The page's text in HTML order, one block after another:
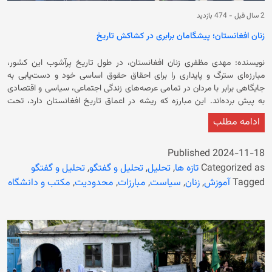
2 سال قبل - 474 بازدید
زنان افغانستان؛ پیشگامان برابری در کشاکش تاریخ
نویسنده: مهدی مظفری زنان افغانستان، در طول تاریخ پرآشوب این کشور،
مبارزه‌ای سترگ و پایداری را برای احقاق حقوق اساسی خود و دست‌یابی به
جایگاهی برابر با مردان در تمامی عرصه‌های زندگی اجتماعی، سیاسی و اقتصادی
به پیش برده‌اند. این مبارزه که ریشه در اعماق تاریخ افغانستان دارد، تحت
تأثیر تحولات پیچیده داخلی و خارجی، از جمله جنگ‌های طولانی‌مدت، تغییرات
رژیم‌های سیاسی، و تحولات اجتماعی و فرهنگی، همواره با فراز و نشیب‌های
تا جایگاه خود را در جامعه تثبیت کنند و به حقوق برابر دست یابند. مبارزات
زنان در سایه رژیم‌های مختلف و فرهنگ‌های به شدت سنتی، نشان می‌دهد که
دختران و زنان افغان در کسب هویت و تثبیت جایگاه خود مقاوم و خسته ناپذیر
هستند. مبارزات زنان قبل از دهه ۱۹۹۰ قبل از حکمرانی نخست حکومت
برای زنان حقوق برابر با مردان قائل شده بود و زنان در بسیاری از مشاغل دولتی و
خصوصی فعالیت می‌کردند. حضور زنان در دانشگاه‌ها و مکاتب، افزایش آگاهی
سیاسی و اجتماعی آنان را به دنبال داشت و به تدریج، نقش زنان در
تصمیم‌گیری‌های مهم کشور پررنگ‌تر می‌شد. با وجود این پیشرفت‌ها،
ادامه مطلب
Published 2024-11-18
Categorized as تازه ها,تحلیل,تحلیل و گفتگو,تحلیل و گفتگو
Taggedآموزش,زنان, سیاست, مبارزات, محدودیت, مکتب و دانشگاه